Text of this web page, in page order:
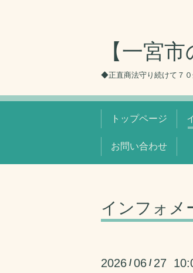
【一宮
◆正直商法守り続けて７
トップページ
お問い合わせ
インフォメ
2026 /06 / 27